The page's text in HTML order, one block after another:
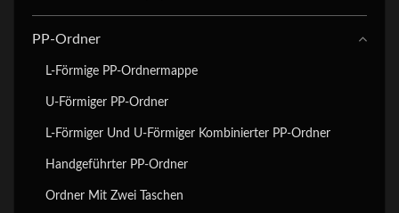
PP-Ordner
L-Förmige PP-Ordnermappe
U-Förmiger PP-Ordner
L-Förmiger Und U-Förmiger Kombinierter PP-Ordner
Handgeführter PP-Ordner
Ordner Mit Zwei Taschen